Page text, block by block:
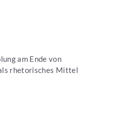
am Ende von
rhetorisches Mittel